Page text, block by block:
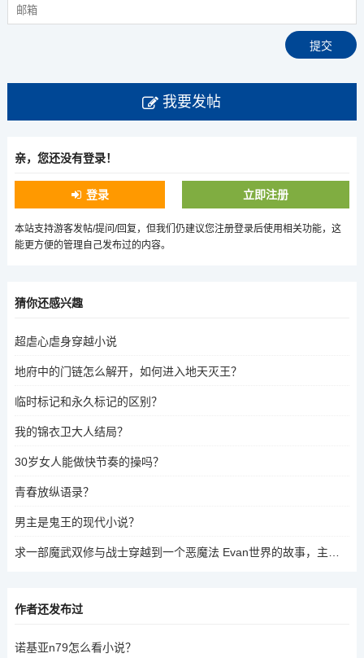
我要发帖
亲，您还没有登录！
登录 立即注册
本站支持游客发帖/提问/回复，但我们仍建议您注册登录后使用相关功能，这
能更方便的管理自己发布过的内容。
猜你还感兴趣
超虐心虐身穿越小说
地府中的门链怎么解开，如何进入地天灭王？
临时标记和永久标记的区别？
我的锦衣卫大人结局？
30岁女人能做快节奏的操吗？
青春放纵语录？
男主是鬼王的现代小说？
求一部魔武双修与战士穿越到一个恶魔法 Evan世界的故事，主角拥有强大的魔法与战斗能力，成为家庭的核心。
作者还发布过
诺基亚n79怎么看小说？